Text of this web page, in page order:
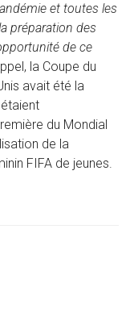
et toutes les
préparation des
de ce
la Coupe du
avait été la
du Mondial
de la
FIFA de jeunes.